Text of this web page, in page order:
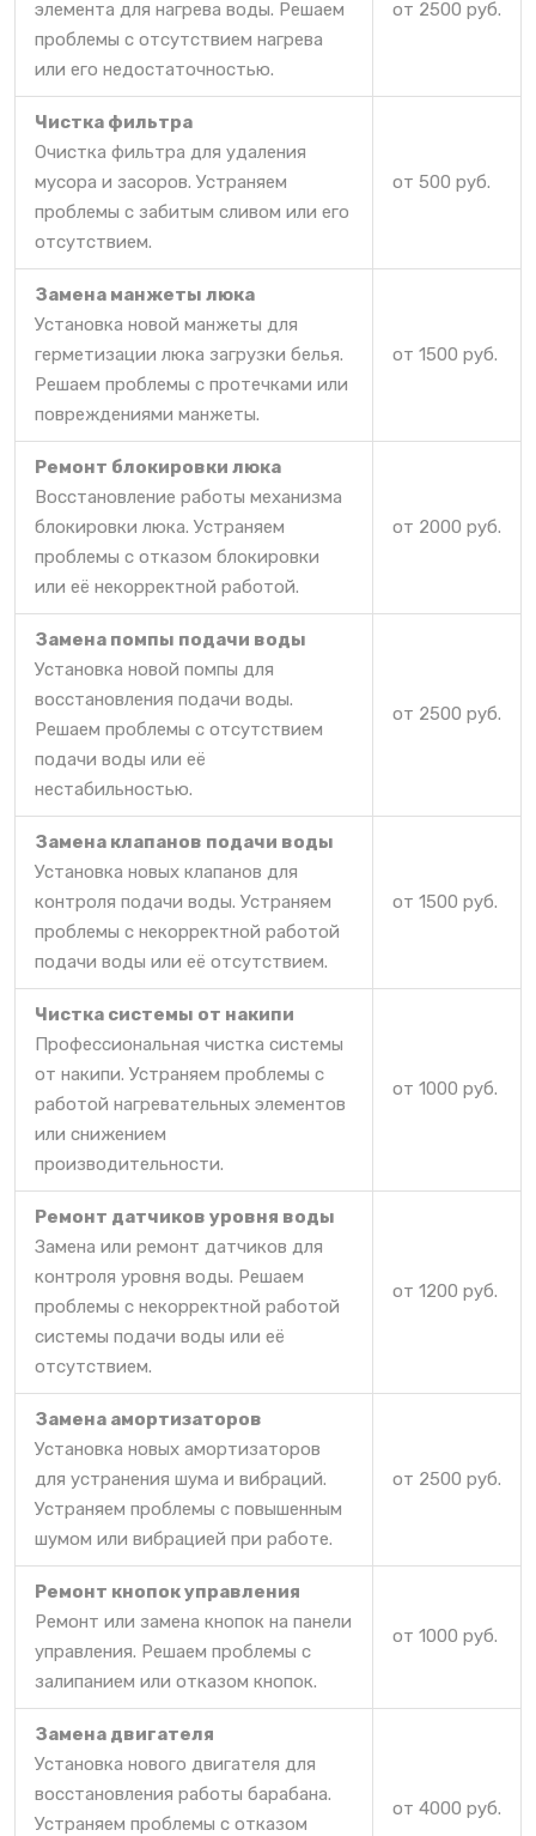
элемента для нагрева воды. Решаем
проблемы с отсутствием нагрева
или его недостаточностью.
от 2500 руб.
Чистка фильтра
Очистка фильтра для удаления
мусора и засоров. Устраняем
проблемы с забитым сливом или его
отсутствием.
от 500 руб.
Замена манжеты люка
Установка новой манжеты для
герметизации люка загрузки белья.
Решаем проблемы с протечками или
повреждениями манжеты.
от 1500 руб.
Ремонт блокировки люка
Восстановление работы механизма
блокировки люка. Устраняем
проблемы с отказом блокировки
или её некорректной работой.
от 2000 руб.
Замена помпы подачи воды
Установка новой помпы для
восстановления подачи воды.
Решаем проблемы с отсутствием
подачи воды или её
нестабильностью.
от 2500 руб.
Замена клапанов подачи воды
Установка новых клапанов для
контроля подачи воды. Устраняем
проблемы с некорректной работой
подачи воды или её отсутствием.
от 1500 руб.
Чистка системы от накипи
Профессиональная чистка системы
от накипи. Устраняем проблемы с
работой нагревательных элементов
или снижением
производительности.
от 1000 руб.
Ремонт датчиков уровня воды
Замена или ремонт датчиков для
контроля уровня воды. Решаем
проблемы с некорректной работой
системы подачи воды или её
отсутствием.
от 1200 руб.
Замена амортизаторов
Установка новых амортизаторов
для устранения шума и вибраций.
Устраняем проблемы с повышенным
шумом или вибрацией при работе.
от 2500 руб.
Ремонт кнопок управления
Ремонт или замена кнопок на панели
управления. Решаем проблемы с
залипанием или отказом кнопок.
от 1000 руб.
Замена двигателя
Установка нового двигателя для
восстановления работы барабана.
Устраняем проблемы с отказом
от 4000 руб.